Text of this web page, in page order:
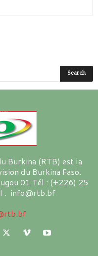
Burkina (RTB) est la
du Burkina Faso.
01 Tél : (+226) 25
: info@rtb.bf